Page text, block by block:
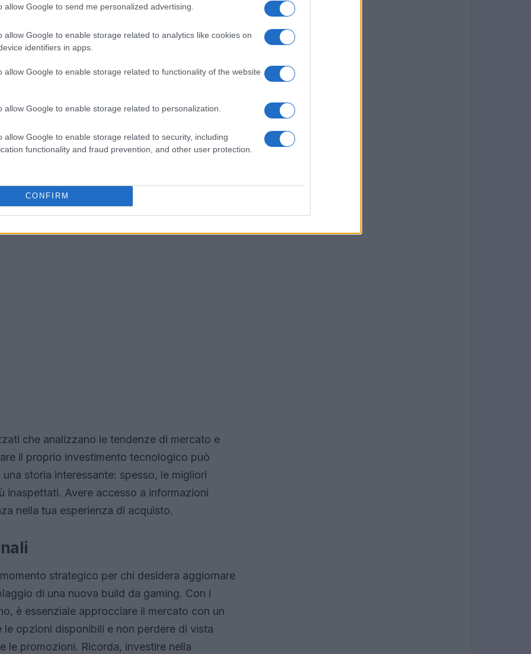
allow Google to send me personalized advertising.
allow Google to enable storage related to analytics like cookies on
identifiers in apps.
allow Google to enable storage related to functionality of the website
allow Google to enable storage related to personalization.
allow Google to enable storage related to security, including
functionality and fraud prevention, and other user protection.
CONFIRM
E tu, sei davvero sicuro di sapere
di più? Ricorda, il tempo è un fattore critico in
giusta, non esitare a procedere!
tecnologiche
offerte nel settore tech, una strategia
come quelli di Telegram. Qui puoi
più interessanti, permettendoti di
altri acquirenti. Chi non vorrebbe essere il
che analizzano le tendenze di mercato e
il proprio investimento tecnologico può
storia interessante: spesso, le migliori
inaspettati. Avere accesso a informazioni
nella tua esperienza di acquisto.
strategico per chi desidera aggiornare
di una nuova build da gaming. Con i
è essenziale approcciare il mercato con un
opzioni disponibili e non perdere di vista
le promozioni. Ricorda, investire nella